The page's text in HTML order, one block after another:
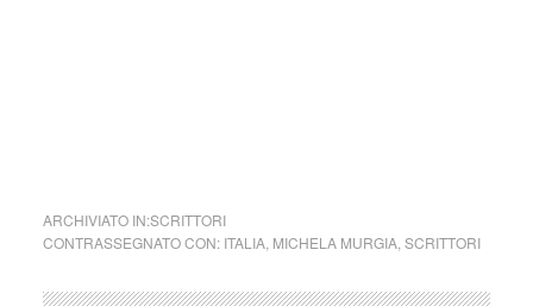
ARCHIVIATO IN:SCRITTORI
CONTRASSEGNATO CON: ITALIA, MICHELA MURGIA, SCRITTORI